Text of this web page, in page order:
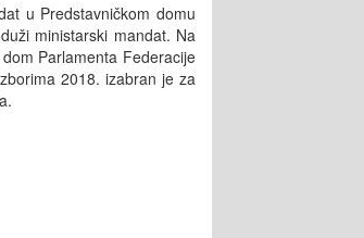
u Predstavničkom domu
ministarski mandat. Na
Parlamenta Federacije
2018. izabran je za